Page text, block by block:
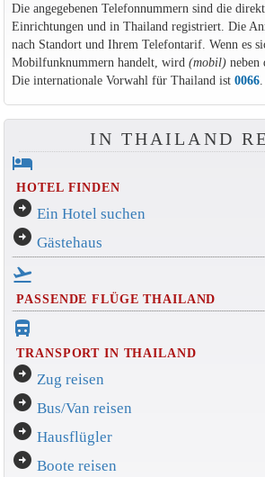
Die angegebenen Telefonnummern sind die
Einrichtungen und in Thailand registriert. Die
nach Standort und Ihrem Telefontarif. Wenn es
Mobilfunknummern handelt, wird (mobil)neben
Die internationale Vorwahl für Thailand ist 0066.
IN THAILAND
hotel
HOTEL FINDEN
arrow_circle_right Ein Hotel suchen
arrow_circle_right Gästehaus
flight_takeoff
PASSENDE FLÜGE THAILAND
directions_bus_filled
TRANSPORT IN THAILAND
arrow_circle_right Zug reisen
arrow_circle_right Bus/Van reisen
arrow_circle_right Hausflügler
arrow_circle_right Boote reisen